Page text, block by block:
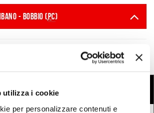
utilizza i cookie
per personalizzare contenuti e
- Bobbio (PC)
rassegne e festival